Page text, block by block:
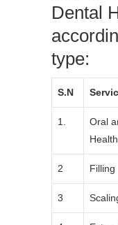
Dental
type:
S.N
1.
Oral
2 Filling
3